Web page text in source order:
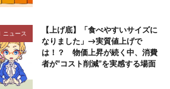
ニュース
【上げ底】「食べやすいサイズに
なりました」→実質値上げで
は！？ 物価上昇が続く中、消費
者が“コスト削減”を実感する場面